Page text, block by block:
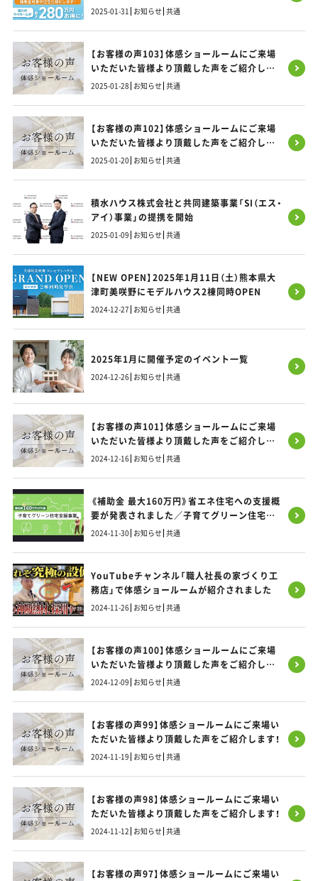
2025-01-31 お知らせ 共通
【お客様の声103】体感ショールームにご来場
いただいた皆様より頂戴した声をご紹介しま
す！
2025-01-28 お知らせ 共通
【お客様の声102】体感ショールームにご来場
いただいた皆様より頂戴した声をご紹介しま
す！
2025-01-20 お知らせ 共通
積水ハウス株式会社と共同建築事業「SI（エス・
アイ）事業」の提携を開始
2025-01-09 お知らせ 共通
【NEW OPEN】2025年1月11日（土）熊本県大
津町美咲野にモデルハウス2棟同時OPEN
2024-12-27 お知らせ 共通
2025年1月に開催予定のイベント一覧
2024-12-26 お知らせ 共通
【お客様の声101】体感ショールームにご来場
いただいた皆様より頂戴した声をご紹介しま
す！
2024-12-16 お知らせ 共通
《補助金 最大160万円》省エネ住宅への支援概
要が発表されました／子育てグリーン住宅支
援事業／福岡・熊本・佐賀のお家づくり
2024-11-30 お知らせ 共通
YouTubeチャンネル「職人社長の家づくり工
務店」で体感ショールームが紹介されました
2024-11-26 お知らせ 共通
【お客様の声100】体感ショールームにご来場
いただいた皆様より頂戴した声をご紹介しま
す！
2024-12-09 お知らせ 共通
【お客様の声99】体感ショールームにご来場い
ただいた皆様より頂戴した声をご紹介します！
2024-11-19 お知らせ 共通
【お客様の声98】体感ショールームにご来場い
ただいた皆様より頂戴した声をご紹介します！
2024-11-12 お知らせ 共通
【お客様の声97】体感ショールームにご来場い